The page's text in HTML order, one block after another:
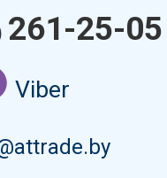
261-25-05
Viber